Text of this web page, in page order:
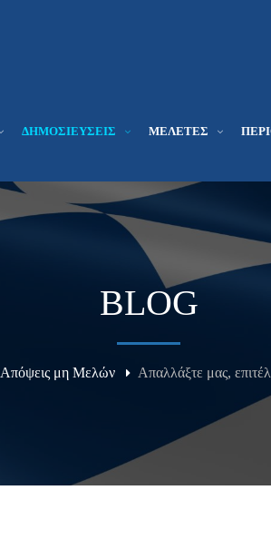
ΔΗΜΟΣΙΕΎΣΕΙΣ ΜΕΛΕΤΕΣ
BLOG
Απόψεις μη Μελών Απαλλάξτε μας,